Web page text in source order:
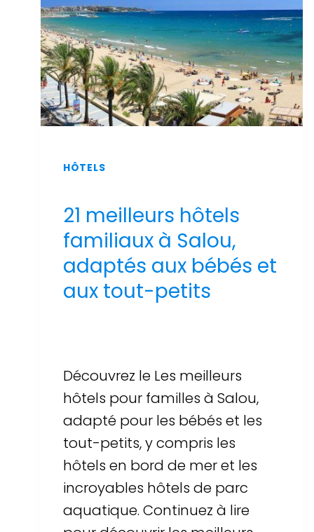
HÔTELS
DE
SALOU
AVEC
UN
SPA
AU
MEILLEUR
PRIX
HÔTELS
21 meilleurs hôtels
familiaux à Salou,
adaptés aux bébés et
aux tout-petits
Découvrez le Les meilleurs
hôtels pour familles à Salou,
adapté pour les bébés et les
tout-petits, y compris les
hôtels en bord de mer et les
incroyables hôtels de parc
aquatique. Continuez à lire